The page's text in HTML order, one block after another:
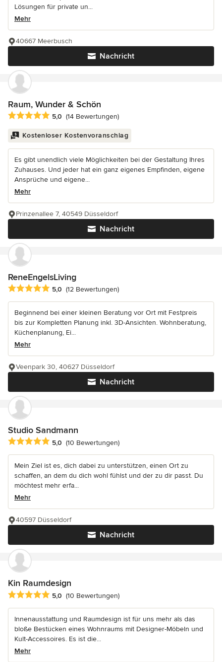
Lösungen für private un...
Mehr
Nachricht
40667 Meerbusch
Raum, Wunder & Schön
Durchschnittliche Bewertung: 5 von 5 Sternen
5,0 (14 Bewertungen)
Kostenloser Kostenvoranschlag
Es gibt unendlich viele Möglichkeiten bei der Gestaltung Ihres
Zuhauses. Und jeder hat ein ganz eigenes Empfinden, eigene
Ansprüche und eigene...
Mehr
Nachricht
Prinzenallee 7, 40549 Düsseldorf
ReneEngelsLiving
Durchschnittliche Bewertung: 5 von 5 Sternen
5,0 (12 Bewertungen)
Beginnend bei einer kleinen Beratung vor Ort mit Festpreis
bis zur Kompletten Planung inkl. 3D-Ansichten. Wohnberatung,
Küchenplanung, Ei...
Mehr
Nachricht
Veenpark 30, 40627 Düsseldorf
Studio Sandmann
Durchschnittliche Bewertung: 5 von 5 Sternen
5,0 (10 Bewertungen)
Mein Ziel ist es, dich dabei zu unterstützen, einen Ort zu
schaffen, an dem du dich wohl fühlst und der zu dir passt. Du
möchtest mehr erfa...
Mehr
Nachricht
40597 Düsseldorf
Kin Raumdesign
Durchschnittliche Bewertung: 5 von 5 Sternen
5,0 (10 Bewertungen)
Innenausstattung und Raumdesign ist für uns mehr als das
bloße Bestücken eines Wohnraums mit Designer-Möbeln und
Kult-Accessoires. Es ist die...
Mehr